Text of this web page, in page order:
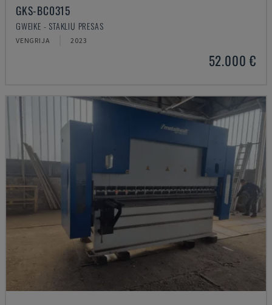
GKS-BC0315
GWEIKE - STAKLIŲ PRESAS
VENGRIJA 2023
52.000 €